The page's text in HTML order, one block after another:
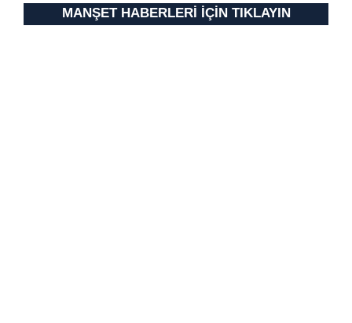
MANŞET HABERLERİ İÇİN TIKLAYIN